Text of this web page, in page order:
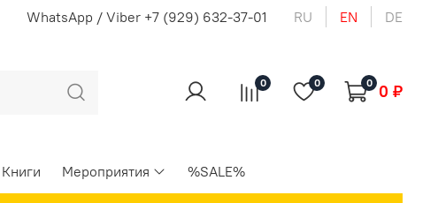
WhatsApp / Viber +7 (929) 632-37-01 RU EN DE
0 0 0 0 ₽
Книги Мероприятия %SALE%